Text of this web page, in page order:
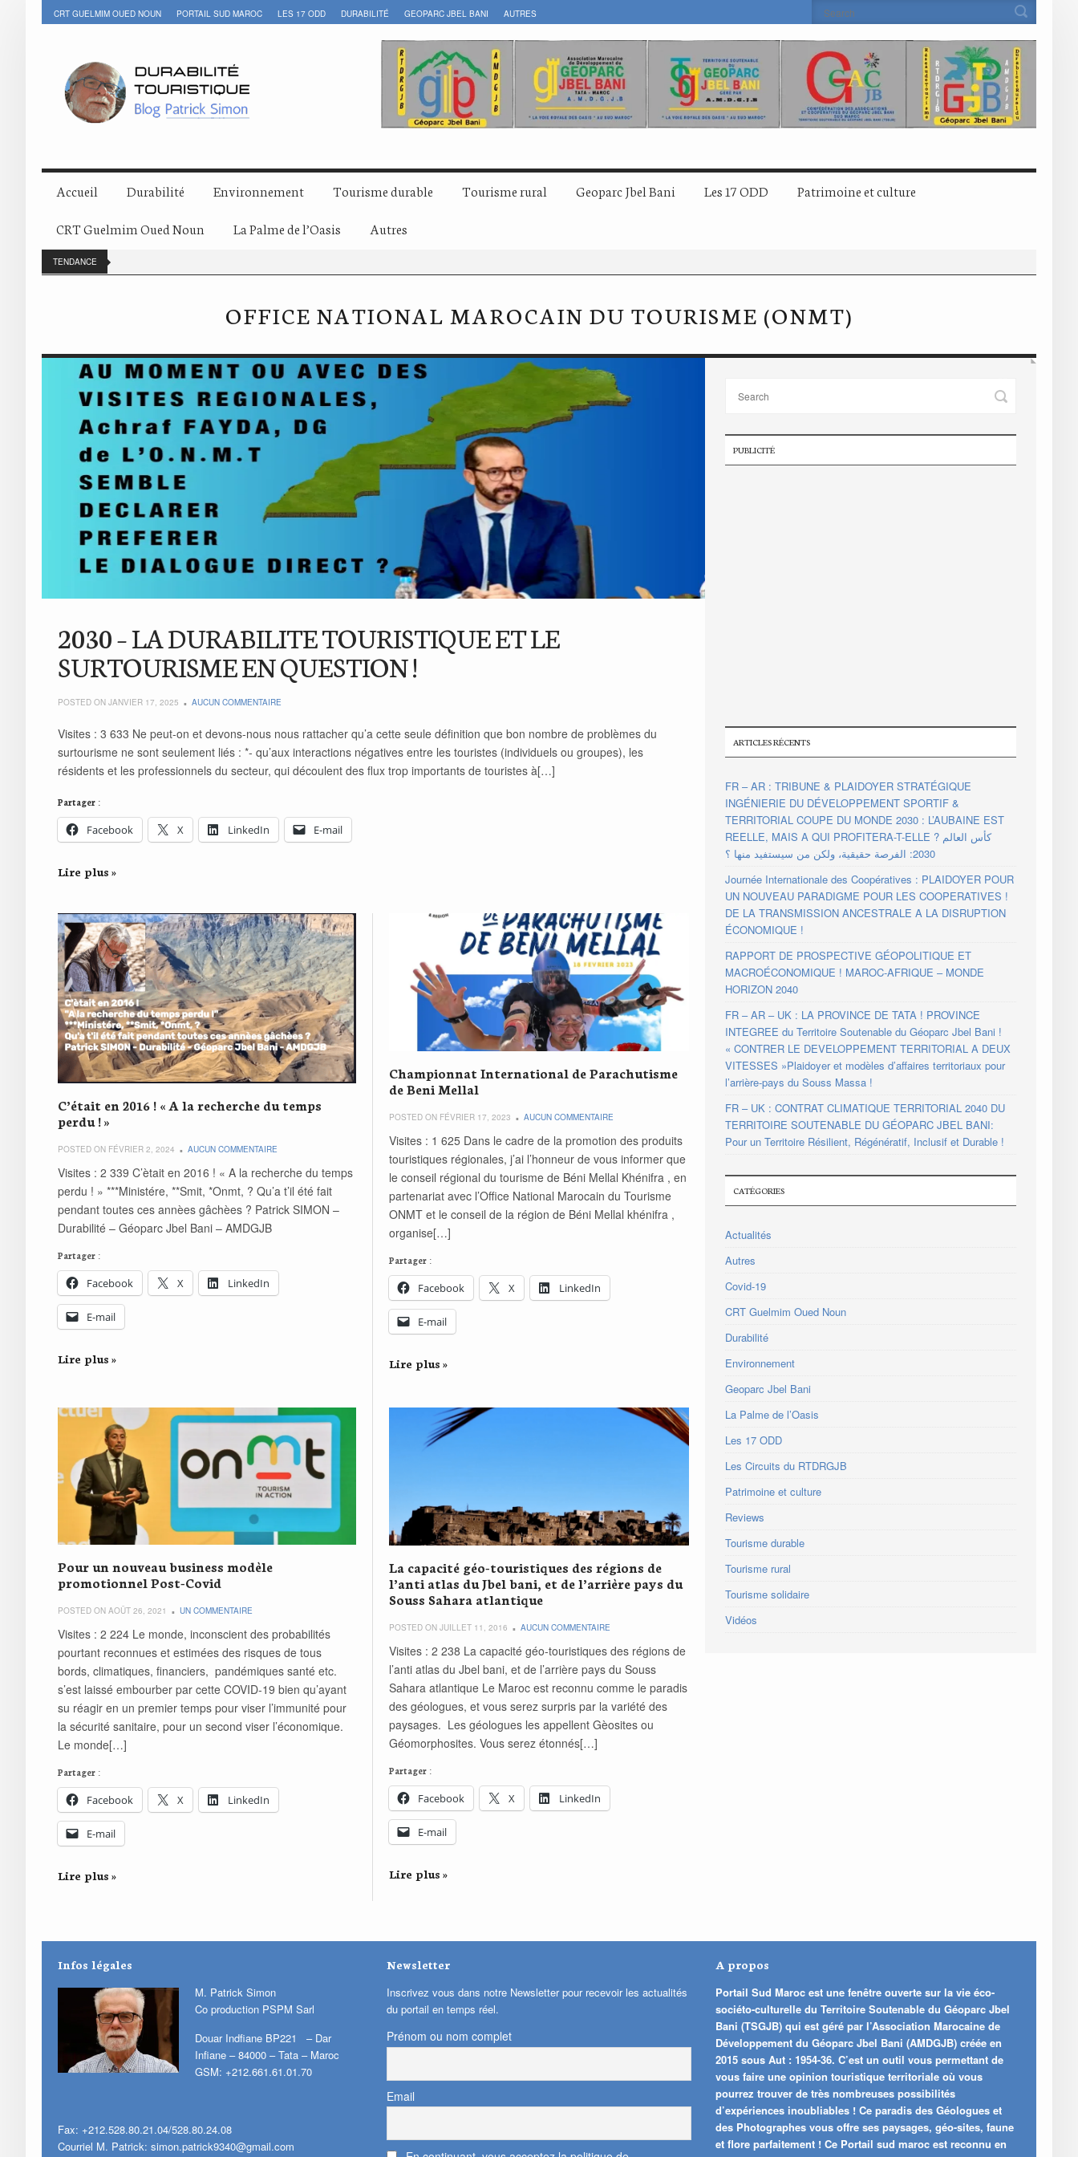
CRT GUELMIM OUED NOUN PORTAIL SUD MAROC LES 17 ODD DURABILITÉ GEOPARC JBEL BANI AUTRES
Accueil Durabilité Environnement Tourisme durable Tourisme rural Geoparc Jbel Bani Les 17 ODD Patrimoine et culture
CRT Guelmim Oued Noun La Palme de l’Oasis Autres
TENDANCE
OFFICE NATIONAL MAROCAIN DU TOURISME (ONMT)
2030 – LA DURABILITE TOURISTIQUE ET LE
SURTOURISME EN QUESTION !
POSTED ON JANVIER 17, 2025 AUCUN COMMENTAIRE
Visites : 3 633 Ne peut-on et devons-nous nous rattacher qu’a cette seule définition que bon nombre de problèmes du
surtourisme ne sont seulement liés : *- qu’aux interactions négatives entre les touristes (individuels ou groupes), les
résidents et les professionnels du secteur, qui découlent des flux trop importants de touristes à[…]
Partager :
Facebook X LinkedIn E-mail
Lire plus »
C’était en 2016 ! « A la recherche du temps
perdu ! »
POSTED ON FÉVRIER 2, 2024 AUCUN COMMENTAIRE
Visites : 2 339 C’ètait en 2016 ! « A la recherche du temps
perdu ! » ***Ministére, **Smit, *Onmt, ? Qu’a t’il été fait
pendant toutes ces annèes gâchèes ? Patrick SIMON –
Durabilité – Géoparc Jbel Bani – AMDGJB
Partager :
Facebook X LinkedIn
E-mail
Lire plus »
Championnat International de Parachutisme
de Beni Mellal
POSTED ON FÉVRIER 17, 2023 AUCUN COMMENTAIRE
Visites : 1 625 Dans le cadre de la promotion des produits
touristiques régionales, j’ai l’honneur de vous informer que
le conseil régional du tourisme de Béni Mellal Khénifra , en
partenariat avec l’Office National Marocain du Tourisme
ONMT et le conseil de la région de Béni Mellal khénifra ,
organise[…]
Partager :
Facebook X LinkedIn
E-mail
Lire plus »
Pour un nouveau business modèle
promotionnel Post-Covid
POSTED ON AOÛT 26, 2021 UN COMMENTAIRE
Visites : 2 224 Le monde, inconscient des probabilités
pourtant reconnues et estimées des risques de tous
bords, climatiques, financiers, pandémiques santé etc.
s’est laissé embourber par cette COVID-19 bien qu’ayant
su réagir en un premier temps pour viser l’immunité pour
la sécurité sanitaire, pour un second viser l’économique.
Le monde[…]
Partager :
Facebook X LinkedIn
E-mail
Lire plus »
La capacité géo-touristiques des régions de
l’anti atlas du Jbel bani, et de l’arrière pays du
Souss Sahara atlantique
POSTED ON JUILLET 11, 2016 AUCUN COMMENTAIRE
Visites : 2 238 La capacité géo-touristiques des régions de
l’anti atlas du Jbel bani, et de l’arrière pays du Souss
Sahara atlantique Le Maroc est reconnu comme le paradis
des géologues, et vous serez surpris par la variété des
paysages. Les géologues les appellent Gèosites ou
Géomorphosites. Vous serez étonnés[…]
Partager :
Facebook X LinkedIn
E-mail
Lire plus »
PUBLICITÉ
ARTICLES RÉCENTS
FR – AR : TRIBUNE & PLAIDOYER STRATÉGIQUE
INGÉNIERIE DU DÉVELOPPEMENT SPORTIF &
TERRITORIAL COUPE DU MONDE 2030 : L’AUBAINE EST
REELLE, MAIS A QUI PROFITERA-T-ELLE ? كأس العالم
2030: الفرصة حقيقية، ولكن من سيستفيد منها ؟
Journée Internationale des Coopératives : PLAIDOYER POUR
UN NOUVEAU PARADIGME POUR LES COOPERATIVES !
DE LA TRANSMISSION ANCESTRALE A LA DISRUPTION
ÉCONOMIQUE !
RAPPORT DE PROSPECTIVE GÉOPOLITIQUE ET
MACROÉCONOMIQUE ! MAROC-AFRIQUE – MONDE
HORIZON 2040
FR – AR – UK : LA PROVINCE DE TATA ! PROVINCE
INTEGREE du Territoire Soutenable du Géoparc Jbel Bani !
« CONTRER LE DEVELOPPEMENT TERRITORIAL A DEUX
VITESSES »Plaidoyer et modèles d’affaires territoriaux pour
l’arrière-pays du Souss Massa !
FR – UK : CONTRAT CLIMATIQUE TERRITORIAL 2040 DU
TERRITOIRE SOUTENABLE DU GÉOPARC JBEL BANI:
Pour un Territoire Résilient, Régénératif, Inclusif et Durable !
CATÉGORIES
Actualités
Autres
Covid-19
CRT Guelmim Oued Noun
Durabilité
Environnement
Geoparc Jbel Bani
La Palme de l’Oasis
Les 17 ODD
Les Circuits du RTDRGJB
Patrimoine et culture
Reviews
Tourisme durable
Tourisme rural
Tourisme solidaire
Vidéos
Infos légales
M. Patrick Simon
Co production PSPM Sarl
Douar Indfiane BP221 – Dar
Infiane – 84000 – Tata – Maroc
GSM: +212.661.61.01.70
Fax: +212.528.80.21.04/528.80.24.08
Courriel M. Patrick: simon.patrick9340@gmail.com
Newsletter
Inscrivez vous dans notre Newsletter pour recevoir les actualités
du portail en temps réel.
Prénom ou nom complet
Email
A propos
Portail Sud Maroc est une fenêtre ouverte sur la vie éco-
sociéto-culturelle du Territoire Soutenable du Géoparc Jbel
Bani (TSGJB) qui est géré par l’Association Marocaine de
Développement du Géoparc Jbel Bani (AMDGJB) créée en
2015 sous Aut : 1954-36. C’est un outil vous permettant de
vous faire une opinion touristique territoriale où vous
pourrez trouver de très nombreuses possibilités
d’expériences inoubliables ! Ce paradis des Géologues et
des Photographes vous offre ses paysages, géo-sites, faune
et flore parfaitement ! Ce Portail sud maroc est reconnu en